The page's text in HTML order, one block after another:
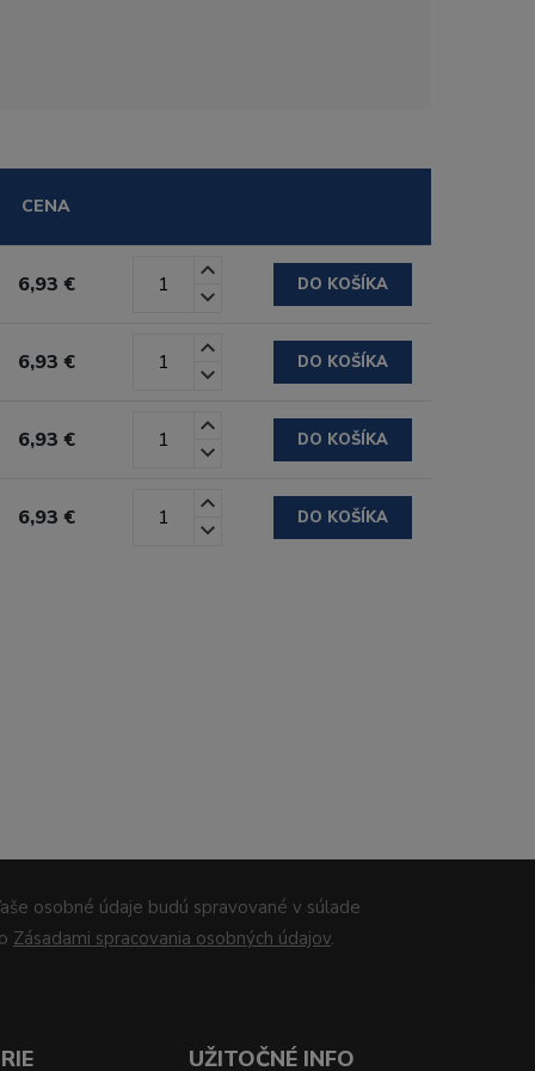
CENA
6,93 € DO KOŠÍKA
6,93 € DO KOŠÍKA
6,93 € DO KOŠÍKA
6,93 € DO KOŠÍKA
osobné údaje budú spravované v súlade
Zásadami spracovania osobných údajov.
UŽITOČNÉ INFO